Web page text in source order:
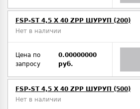
FSP-ST 4,5 X 40 ZPP ШУРУП (200)
Нет в наличии
Цена по
запросу
0.00000000
руб.
FSP-ST 4,5 X 40 ZPP ШУРУП (500)
Нет в наличии